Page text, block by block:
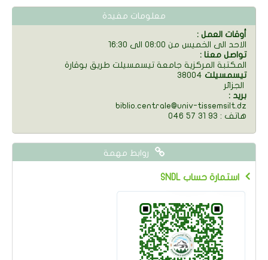
معلومات مفيدة
: أوقات العمل
الاحد الى الخميس من 08:00 الى 16:30
: تواصل معنا
المكتبة المركزية جامعة تيسمسيلت طريق بوقارة
38004 تيسمسيلت
: بريد
biblio.centrale@univ-tissemsilt.dz
046 57 31 93 : هاتف
روابط مهمة
SNDL استمارة حساب